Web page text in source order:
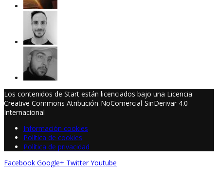
Los contenidos de Start están licenciados bajo una Licencia
Creative Commons Atribución-NoComercial-SinDerivar 4.0
Internacional
Información cookies
Política de cookies
Política de privacidad
Facebook Google+ Twitter Youtube